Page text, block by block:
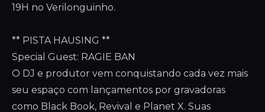
19H no Verilonguinho.
** PISTA HAUSING **
Special Guest: RAGIE BAN
O DJ e produtor vem conquistando cada vez mais
seu espaço com lançamentos por gravadoras
como Black Book, Revival e Planet X. Suas